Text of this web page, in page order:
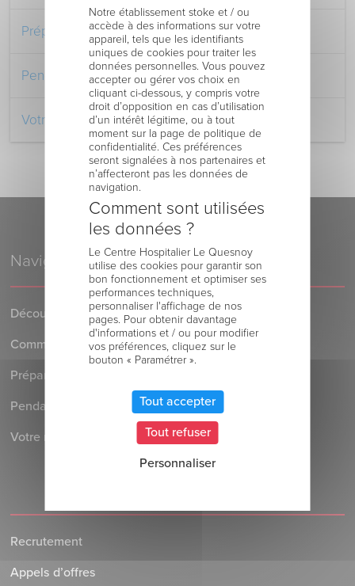
Préparer votre séjour à l’Hôpital
Pendant votre séjour à l’Hôpital
Votre retour au domicile
Navigation
Découvrez le Centre Hospitalier
Comment venir au Centre Hospitalier
Préparer votre séjour à l’Hôpital
Pendant votre séjour à l’Hôpital
Votre retour au domicile
Recrutement
Appels d’offres
Notre établissement stoke et / ou
accède à des informations sur votre
appareil, tels que les identifiants
uniques de cookies pour traiter les
données personnelles. Vous pouvez
accepter ou gérer vos choix en
cliquant ci-dessous, y compris votre
droit d’opposition en cas d’utilisation
d’un intérêt légitime, ou à tout
moment sur la page de politique de
confidentialité. Ces préférences
seront signalées à nos partenaires et
n’affecteront pas les données de
navigation.
Comment sont utilisées
les données ?
Le Centre Hospitalier Le Quesnoy
utilise des cookies pour garantir son
bon fonctionnement et optimiser ses
performances techniques,
personnaliser l'affichage de nos
pages. Pour obtenir davantage
d'informations et / ou pour modifier
vos préférences, cliquez sur le
bouton « Paramétrer ».
Tout accepter
Tout refuser
Personnaliser